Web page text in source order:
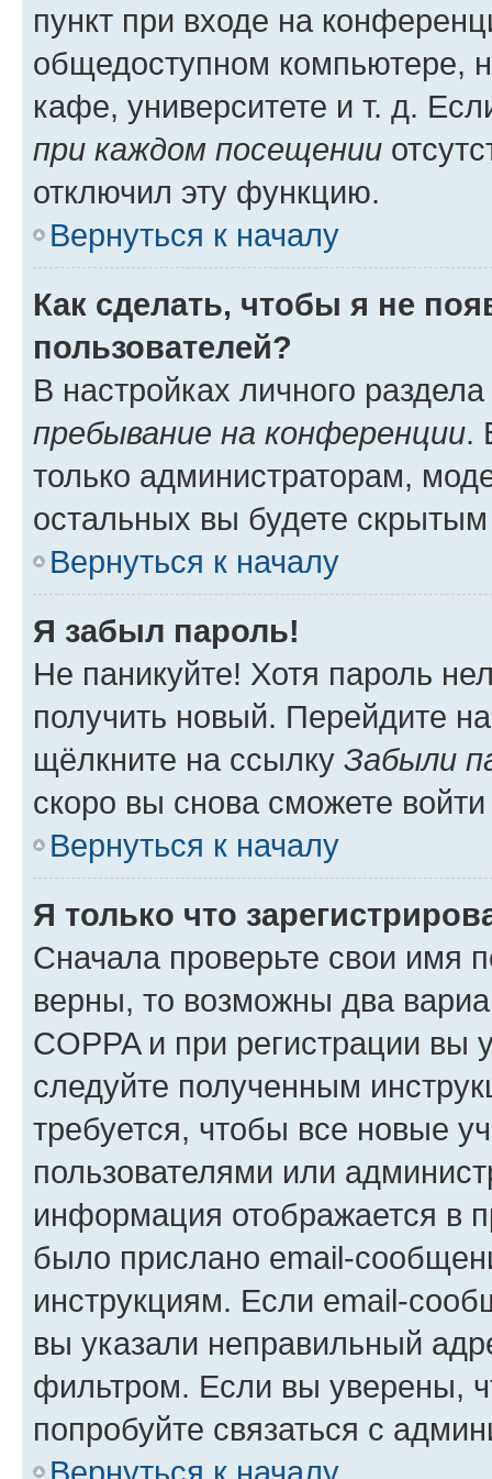
пункт при входе на
общедоступном компьютере,
кафе, университете и т. д.
при каждом посещении
отключил эту функцию.
Вернуться к началу
Как сделать, чтобы я не
пользователей?
В настройках личного
пребывание на конференции.
только администраторам,
остальных вы будете
Вернуться к началу
Я забыл пароль!
Не паникуйте! Хотя пароль
получить новый. Перейдите
щёлкните на ссылку Забыли
скоро вы снова сможете
Вернуться к началу
Я только что
Сначала проверьте свои имя
верны, то возможны два
COPPA и при регистрации вы
следуйте полученным
требуется, чтобы все новые
пользователями или
информация отображается в
было прислано email-
инструкциям. Если email-
вы указали неправильный
фильтром. Если вы уверены,
попробуйте связаться с
Вернуться к началу